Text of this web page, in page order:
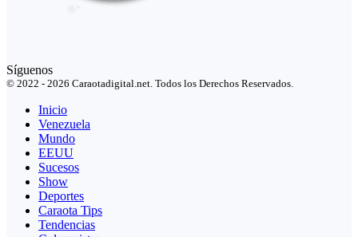
Síguenos
© 2022 - 2026 Caraotadigital.net. Todos los Derechos Reservados.
Inicio
Venezuela
Mundo
EEUU
Sucesos
Show
Deportes
Caraota Tips
Tendencias